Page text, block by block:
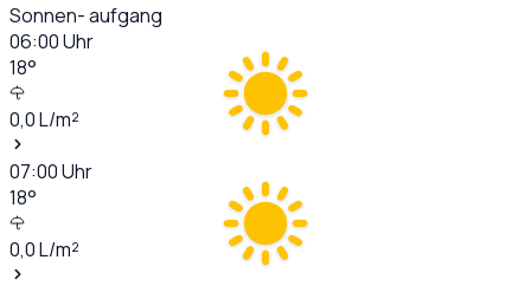
Sonnen- aufgang
06:00Uhr
18°
0,0L/m²
07:00Uhr
18°
0,0L/m²